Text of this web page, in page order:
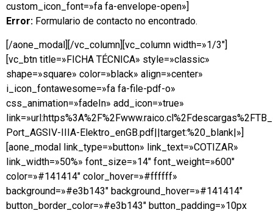
custom_icon_font=»fa fa-envelope-open»]
Error: Formulario de contacto no encontrado.
[/aone_modal][/vc_column][vc_column width=»1/3″]
[vc_btn title=»FICHA TÉCNICA» style=»classic»
shape=»square» color=»black» align=»center»
i_icon_fontawesome=»fa fa-file-pdf-o»
css_animation=»fadeIn» add_icon=»true»
Port_AGSIV-IIIA-Elektro_enGB.pdf||target:%20_blank|»]
[aone_modal link_type=»button» link_text=»COTIZAR»
link_width=»50%» font_size=»14″ font_weight=»600″
color=»#141414″ color_hover=»#ffffff»
background=»#e3b143″ background_hover=»#141414″
button_border_color=»#e3b143″ button_padding=»10px